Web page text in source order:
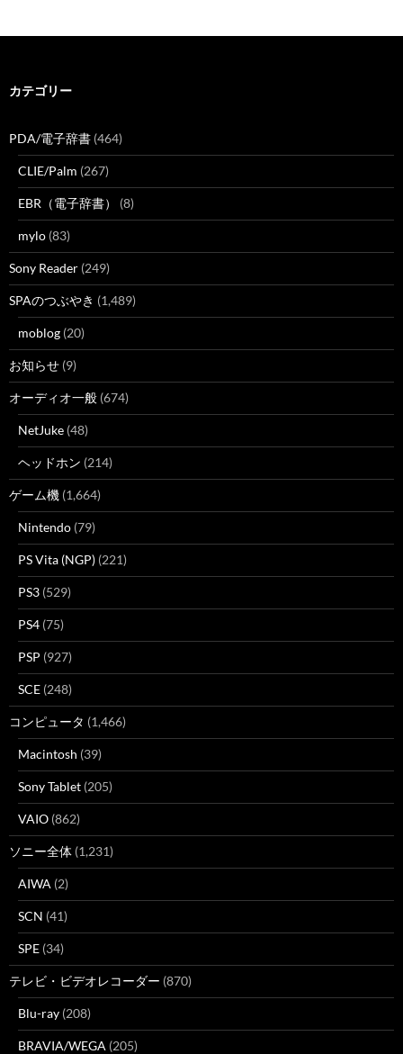
カテゴリー
PDA/電子辞書 (464)
CLIE/Palm (267)
EBR（電子辞書） (8)
mylo (83)
Sony Reader (249)
SPAのつぶやき (1,489)
moblog (20)
お知らせ (9)
オーディオ一般 (674)
NetJuke (48)
ヘッドホン (214)
ゲーム機 (1,664)
Nintendo (79)
PS Vita (NGP) (221)
PS3 (529)
PS4 (75)
PSP (927)
SCE (248)
コンピュータ (1,466)
Macintosh (39)
Sony Tablet (205)
VAIO (862)
ソニー全体 (1,231)
AIWA (2)
SCN (41)
SPE (34)
テレビ・ビデオレコーダー (870)
Blu-ray (208)
BRAVIA/WEGA (205)